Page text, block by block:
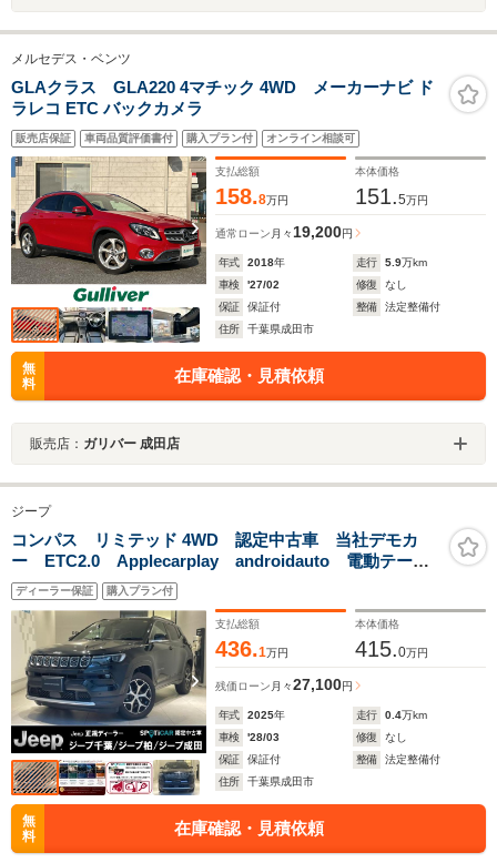
メルセデス・ベンツ
GLAクラス GLA220 4マチック 4WD メーカーナビ ド
ラレコ ETC バックカメラ
販売店保証 車両品質評価書付 購入プラン付 オンライン相談可
支払総額
158.8万円
本体価格
151.5万円
通常ローン 月々 19,200円
年式 2018年 走行 5.9万km
車検
'27/02 修復
なし
保証
保証付 整備
法定整備付
住所
千葉県成田市
無
料
在庫確認・見積依頼
販売店： ガリバー 成田店
ジープ
コンパス リミテッド 4WD 認定中古車 当社デモカ
ー ETC2.0 Applecarplay androidauto 電動テール
ゲート シートヒーター前席 ステアリングヒーター
アラウンドビューモニター
ディーラー保証 購入プラン付
支払総額
436.1万円
本体価格
415.0万円
残価ローン 月々27,100円
年式 2025年 走行 0.4万km
車検
'28/03 修復
なし
保証
保証付 整備
法定整備付
住所
千葉県成田市
無
料
在庫確認・見積依頼